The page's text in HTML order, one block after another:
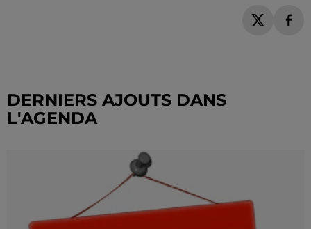
DERNIERS AJOUTS DANS
L'AGENDA